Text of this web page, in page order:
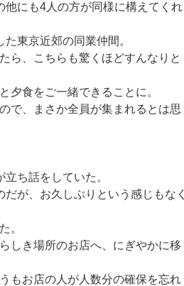
にも4人の方が同様に構えてくれ
東京近郊の同業仲間。
ら、こちらも驚くほどすんなりと
夕食をご一緒できることに。
で、まさか全員が集まれるとは思
ち話をしていた。
が、お久しぶりという感じもなく
。
しき場所のお店へ、にぎやかに移
もお店の人が人数分の確保を忘れ